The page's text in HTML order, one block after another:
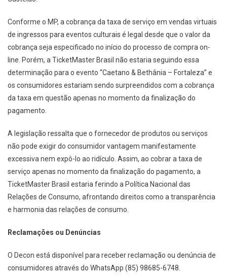
Conforme o MP, a cobrança da taxa de serviço em vendas virtuais
de ingressos para eventos culturais é legal desde que o valor da
cobrança seja especificado no início do processo de compra on-
line. Porém, a TicketMaster Brasil não estaria seguindo essa
determinação para o evento “Caetano & Bethânia – Fortaleza” e
os consumidores estariam sendo surpreendidos com a cobrança
da taxa em questão apenas no momento da finalização do
pagamento.
A legislação ressalta que o fornecedor de produtos ou serviços
não pode exigir do consumidor vantagem manifestamente
excessiva nem expô-lo ao ridículo. Assim, ao cobrar a taxa de
serviço apenas no momento da finalização do pagamento, a
TicketMaster Brasil estaria ferindo a Política Nacional das
Relações de Consumo, afrontando direitos como a transparência
e harmonia das relações de consumo.
Reclamações ou Denúncias
O Decon está disponível para receber reclamação ou denúncia de
consumidores através do WhatsApp (85) 98685-6748.